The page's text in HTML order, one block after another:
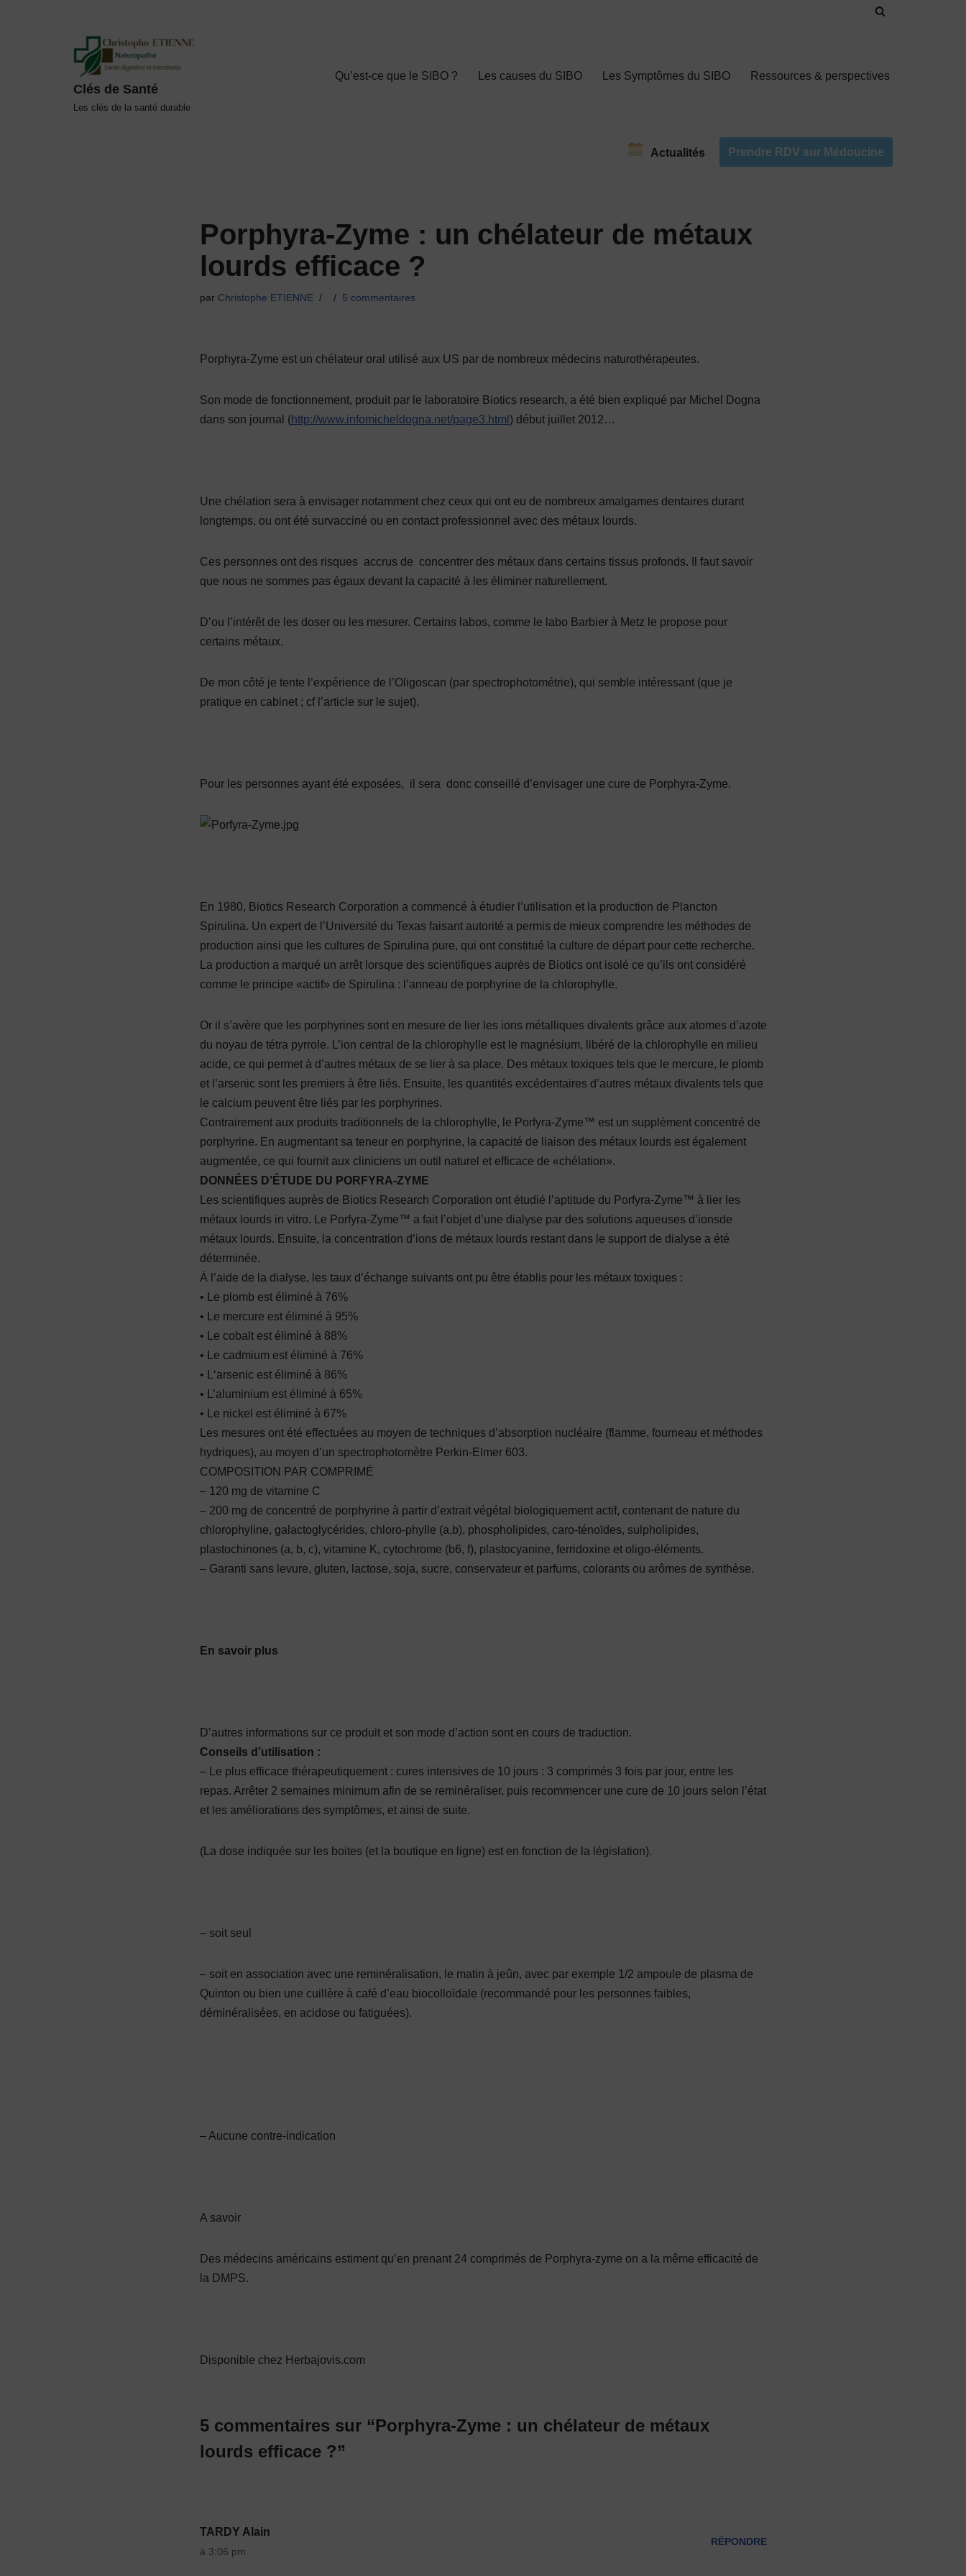
Clés de Santé
Les clés de la santé durable
Qu’est-ce que le SIBO ? Les causes du SIBO Les Symptômes du SIBO Ressources & perspectives
Actualités Prendre RDV sur Médoucine
Porphyra-Zyme : un chélateur de métaux
lourds efficace ?
par Christophe ETIENNE 5 commentaires
Porphyra-Zyme est un chélateur oral utilisé aux US par de nombreux médecins naturothérapeutes.
Son mode de fonctionnement, produit par le laboratoire Biotics research, a été bien expliqué par Michel Dogna
dans son journal (http://www.infomicheldogna.net/page3.html ) début juillet 2012…
Une chélation sera à envisager notamment chez ceux qui ont eu de nombreux amalgames dentaires durant
longtemps, ou ont été survacciné ou en contact professionnel avec des métaux lourds.
Ces personnes ont des risques accrus de concentrer des métaux dans certains tissus profonds. Il faut savoir
que nous ne sommes pas égaux devant la capacité à les éliminer naturellement.
D’ou l’intérêt de les doser ou les mesurer. Certains labos, comme le labo Barbier à Metz le propose pour
certains métaux.
De mon côté je tente l’expérience de l’Oligoscan (par spectrophotométrie), qui semble intéressant (que je
pratique en cabinet ; cf l’article sur le sujet).
Pour les personnes ayant été exposées, il sera donc conseillé d’envisager une cure de Porphyra-Zyme.
En 1980, Biotics Research Corporation a commencé à étudier l’utilisation et la production de Plancton
Spirulina. Un expert de l’Université du Texas faisant autorité a permis de mieux comprendre les méthodes de
production ainsi que les cultures de Spirulina pure, qui ont constitué la culture de départ pour cette recherche.
La production a marqué un arrêt lorsque des scientifiques auprès de Biotics ont isolé ce qu’ils ont considéré
comme le principe «actif» de Spirulina : l’anneau de porphyrine de la chlorophylle.
Or il s’avère que les porphyrines sont en mesure de lier les ions métalliques divalents grâce aux atomes d’azote
du noyau de tétra pyrrole. L’ion central de la chlorophylle est le magnésium, libéré de la chlorophylle en milieu
acide, ce qui permet à d’autres métaux de se lier à sa place. Des métaux toxiques tels que le mercure, le plomb
et l’arsenic sont les premiers à être liés. Ensuite, les quantités excédentaires d’autres métaux divalents tels que
le calcium peuvent être liés par les porphyrines.
Contrairement aux produits traditionnels de la chlorophylle, le Porfyra-Zyme™ est un supplément concentré de
porphyrine. En augmentant sa teneur en porphyrine, la capacité de liaison des métaux lourds est également
augmentée, ce qui fournit aux cliniciens un outil naturel et efficace de «chélation».
DONNÉES D’ÉTUDE DU PORFYRA-ZYME
Les scientifiques auprès de Biotics Research Corporation ont étudié l’aptitude du Porfyra-Zyme™ à lier les
métaux lourds in vitro. Le Porfyra-Zyme™ a fait l’objet d’une dialyse par des solutions aqueuses d’ionsde
métaux lourds. Ensuite, la concentration d’ions de métaux lourds restant dans le support de dialyse a été
déterminée.
À l’aide de la dialyse, les taux d’échange suivants ont pu être établis pour les métaux toxiques :
• Le plomb est éliminé à 76%
• Le mercure est éliminé à 95%
• Le cobalt est éliminé à 88%
• Le cadmium est éliminé à 76%
• L‘arsenic est éliminé à 86%
• L’aluminium est éliminé à 65%
• Le nickel est éliminé à 67%
Les mesures ont été effectuées au moyen de techniques d’absorption nucléaire (flamme, fourneau et méthodes
hydriques), au moyen d’un spectrophotomètre Perkin-Elmer 603.
COMPOSITION PAR COMPRIMÉ
– 120 mg de vitamine C
– 200 mg de concentré de porphyrine à partir d’extrait végétal biologiquement actif, contenant de nature du
chlorophyline, galactoglycérides, chloro-phylle (a,b), phospholipides, caro-ténoïdes, sulpholipides,
plastochinones (a, b, c), vitamine K, cytochrome (b6, f), plastocyanine, ferridoxine et oligo-éléments.
– Garanti sans levure, gluten, lactose, soja, sucre, conservateur et parfums, colorants ou arômes de synthèse.
En savoir plus
D’autres informations sur ce produit et son mode d’action sont en cours de traduction.
Conseils d’utilisation :
– Le plus efficace thérapeutiquement : cures intensives de 10 jours : 3 comprimés 3 fois par jour, entre les
repas. Arrêter 2 semaines minimum afin de se reminéraliser, puis recommencer une cure de 10 jours selon l’état
et les améliorations des symptômes, et ainsi de suite.
(La dose indiquée sur les boites (et la boutique en ligne) est en fonction de la législation).
– soit seul
– soit en association avec une reminéralisation, le matin à jeûn, avec par exemple 1/2 ampoule de plasma de
Quinton ou bien une cuillère à café d’eau biocolloïdale (recommandé pour les personnes faibles,
déminéralisées, en acidose ou fatiguées).
– Aucune contre-indication
A savoir
Des médecins américains estiment qu’en prenant 24 comprimés de Porphyra-zyme on a la même efficacité de
la DMPS.
Disponible chez Herbajovis.com
5 commentaires sur “Porphyra-Zyme : un chélateur de métaux
lourds efficace ?”
TARDY Alain
à 3:06 pm
RÉPONDRE